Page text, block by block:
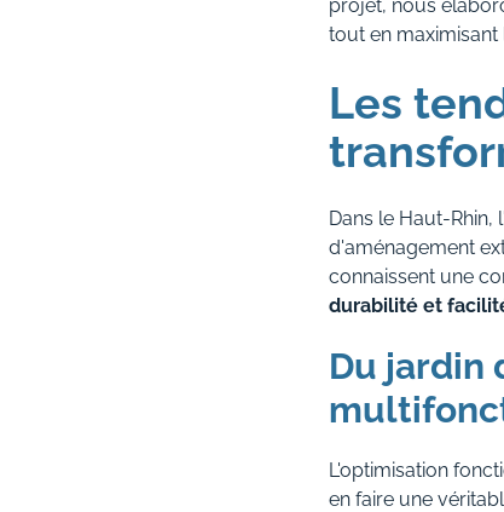
projet, nous
tout en
Les
Dans le Haut-
d'aménagement
connaissent une
durabilité et
Du jardin
L'optimisation
en faire une